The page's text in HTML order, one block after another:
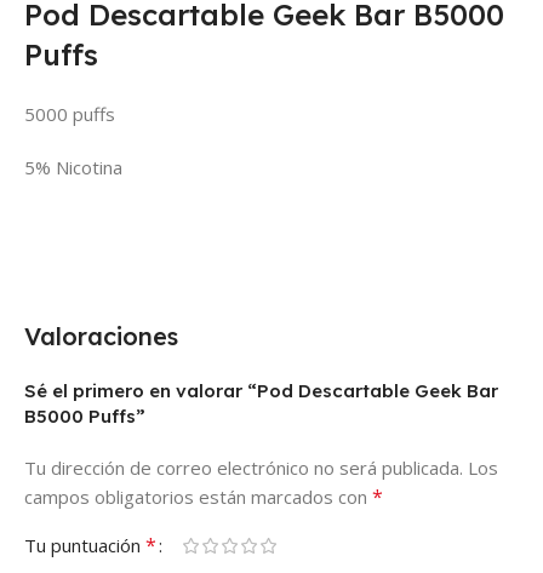
Pod Descartable Geek Bar B5000
Puffs
5000 puffs
5% Nicotina
Valoraciones
Sé el primero en valorar “Pod Descartable Geek Bar
B5000 Puffs”
Tu dirección de correo electrónico no será publicada. Los
campos obligatorios están marcados con *
Tu puntuación *